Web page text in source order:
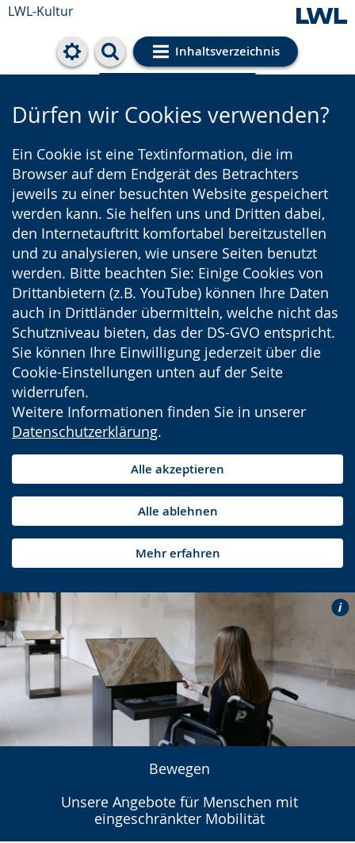
LWL-Kultur
Inhaltsverzeichnis
Cookie-Einstellungen
Dürfen wir Cookies verwenden?
Ein Cookie ist eine Textinformation, die im
Browser auf dem Endgerät des Betrachters
jeweils zu einer besuchten Website gespeichert
werden kann. Sie helfen uns und Dritten dabei,
den Internetauftritt komfortabel bereitzustellen
und zu analysieren, wie unsere Seiten benutzt
werden. Bitte beachten Sie: Einige Cookies von
Drittanbietern (z.B. YouTube) können Ihre Daten
auch in Drittländer übermitteln, welche nicht das
Schutzniveau bieten, das der DS-GVO entspricht.
Sie können Ihre Einwilligung jederzeit über die
Cookie-Einstellungen unten auf der Seite
widerrufen.
Weitere Informationen finden Sie in unserer
Datenschutzerklärung.
Alle akzeptieren
Alle ablehnen
Mehr erfahren
Bewegen
Unsere Angebote für Menschen mit
eingeschränkter Mobilität